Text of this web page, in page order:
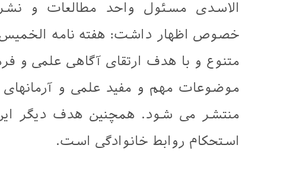
الاسدی مسئول واحد مطالعات و
خصوص اظهار داشت: هفته نامه
متنوع و با هدف ارتقای آگاهی علمی و
موضوعات مهم و مفید علمی و
منتشر می شود. همچنین هدف دیگر
استحکام روابط خانوادگی است.